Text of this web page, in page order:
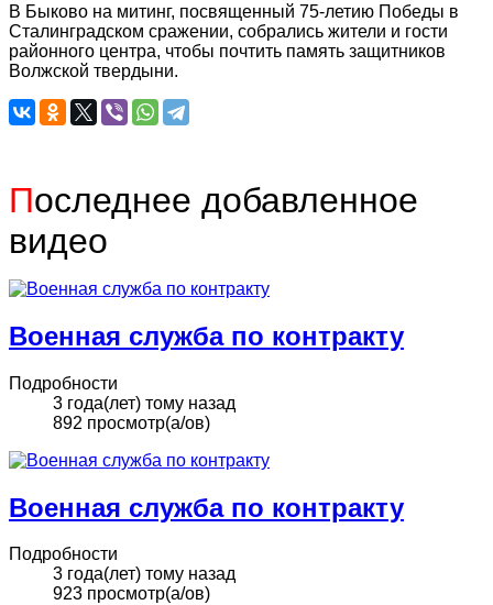
В Быково на митинг, посвященный 75-летию Победы в
Сталинградском сражении, собрались жители и гости
районного центра, чтобы почтить память защитников
Волжской твердыни.
Последнее добавленное
видео
Военная служба по контракту
Подробности
3 года(лет) тому назад
892 просмотр(а/ов)
Военная служба по контракту
Подробности
3 года(лет) тому назад
923 просмотр(а/ов)